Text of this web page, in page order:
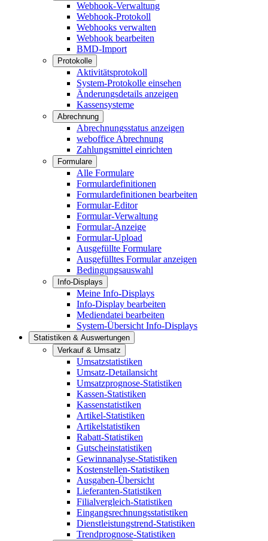
Webhook-Verwaltung
Webhook-Protokoll
Webhooks verwalten
Webhook bearbeiten
BMD-Import
Protokolle
Aktivitätsprotokoll
System-Protokolle einsehen
Änderungsdetails anzeigen
Kassensysteme
Abrechnung
Abrechnungsstatus anzeigen
weboffice Abrechnung
Zahlungsmittel einrichten
Formulare
Alle Formulare
Formulardefinitionen
Formulardefinitionen bearbeiten
Formular-Editor
Formular-Verwaltung
Formular-Anzeige
Formular-Upload
Ausgefüllte Formulare
Ausgefülltes Formular anzeigen
Bedingungsauswahl
Info-Displays
Meine Info-Displays
Info-Display bearbeiten
Mediendatei bearbeiten
System-Übersicht Info-Displays
Statistiken & Auswertungen
Verkauf & Umsatz
Umsatzstatistiken
Umsatz-Detailansicht
Umsatzprognose-Statistiken
Kassen-Statistiken
Kassenstatistiken
Artikel-Statistiken
Artikelstatistiken
Rabatt-Statistiken
Gutscheinstatistiken
Gewinnanalyse-Statistiken
Kostenstellen-Statistiken
Ausgaben-Übersicht
Lieferanten-Statistiken
Filialvergleich-Statistiken
Eingangsrechnungsstatistiken
Dienstleistungstrend-Statistiken
Trendprognose-Statistiken